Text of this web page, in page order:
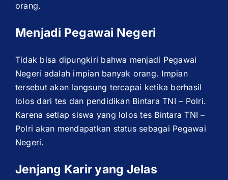
orang.
Menjadi Pegawai Negeri
Tidak bisa dipungkiri bahwa menjadi Pegawai
Negeri adalah impian banyak orang. Impian
tersebut akan langsung tercapai ketika berhasil
lolos dari tes dan pendidikan Bintara TNI – Polri.
Karena setiap siswa yang lolos tes Bintara TNI –
Polri akan mendapatkan status sebagai Pegawai
Negeri.
Jenjang Karir yang Jelas